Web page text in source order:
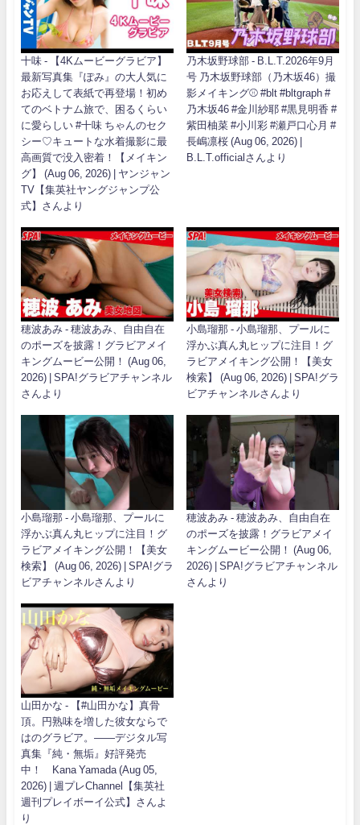
十味 - 【4Kムービーグラビア】
最新写真集『ぽみ』の大人気に
お応えして表紙で再登場！初め
てのベトナム旅で、困るくらい
に愛らしい #十味 ちゃんのセク
シー♡キュートな水着撮影に最
高画質で没入密着！【メイキン
グ】 (Aug 06, 2026) | ヤンジャン
TV【集英社ヤングジャンプ公
式】さんより
乃木坂野球部 - B.L.T.2026年9月
号 乃木坂野球部（乃木坂46）撮
影メイキング⚾️ #blt #bltgraph #
乃木坂46 #金川紗耶 #黒見明香 #
紫田柚菜 #小川彩 #瀬戸口心月 #
長嶋凛桜 (Aug 06, 2026) |
B.L.T.officialさんより
穂波あみ - 穂波あみ、自由自在
のポーズを披露！グラビアメイ
キングムービー公開！ (Aug 06,
2026) | SPA!グラビアチャンネル
さんより
小島瑠那 - 小島瑠那、プールに
浮かぶ真ん丸ヒップに注目！グ
ラビアメイキング公開！【美女
検索】 (Aug 06, 2026) | SPA!グラ
ビアチャンネルさんより
小島瑠那 - 小島瑠那、プールに
浮かぶ真ん丸ヒップに注目！グ
ラビアメイキング公開！【美女
検索】 (Aug 06, 2026) | SPA!グラ
ビアチャンネルさんより
穂波あみ - 穂波あみ、自由自在
のポーズを披露！グラビアメイ
キングムービー公開！ (Aug 06,
2026) | SPA!グラビアチャンネル
さんより
山田かな - 【#山田かな】真骨
頂。円熟味を増した彼女ならで
はのグラビア。――デジタル写
真集『純・無垢』好評発売
中！ Kana Yamada (Aug 05,
2026) | 週プレChannel【集英社
週刊プレイボーイ公式】さんよ
り